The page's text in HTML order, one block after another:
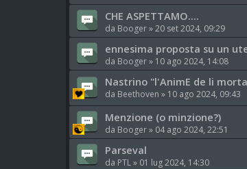
CHE ASPETTAMO....
da Booger»20 set 2024, 09:29
ennesima proposta su un
da Booger» 10 ago 2024, 14:08
Nastrino "l'AnimE de li
da Beethoven » 10 ago 2024, 09:43
Menzione (o minzione?)
da Booger» 04 ago 2024, 22:51
Parseval
da PTL» 01 lug 2024, 14:30